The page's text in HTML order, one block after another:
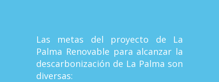
Las metas del proyecto de La
Palma Renovable para alcanzar la
descarbonización de La Palma son
diversas: